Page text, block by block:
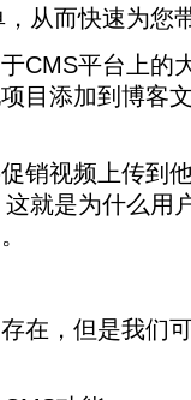
从而快速为您
CMS平台上的
目添加到博客
销视频上传到
就是为什么用
在，但是我们